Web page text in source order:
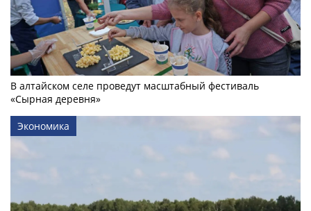
В алтайском селе проведут масштабный фестиваль
«Сырная деревня»
Экономика